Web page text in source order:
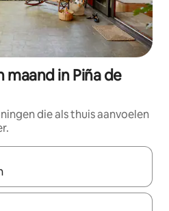
in Piña de
die als thuis aanvoelen
zijn, maak je een keuze